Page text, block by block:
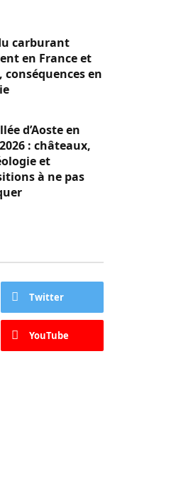
carburant
en France et
en
d’Aoste en
: châteaux,
et
à ne pas
Twitter
YouTube